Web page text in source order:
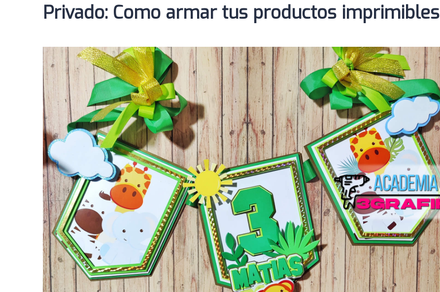
Privado: Como armar tus productos imprimibles